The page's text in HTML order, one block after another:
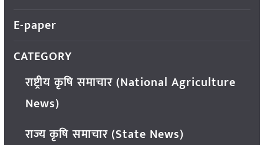
E-paper
CATEGORY
राष्ट्रीय कृषि समाचार (National Agriculture
News)
राज्य कृषि समाचार (State News)